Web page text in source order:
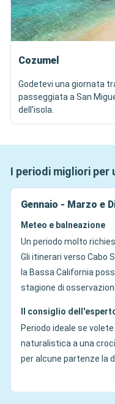
Cozumel
Godetevi una giornata
passeggiata a San
dell'isola.
I periodi migliori per
Gennaio - Marzo e
Meteo e balneazione
Un periodo molto
Gli itinerari verso Cabo
la Bassa California
stagione di
Il consiglio
Periodo ideale se
naturalistica a una
per alcune partenze la